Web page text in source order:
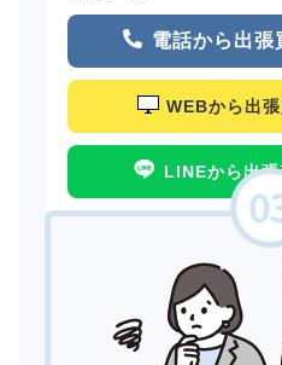
電話から出張
WEBから出
LINEから出